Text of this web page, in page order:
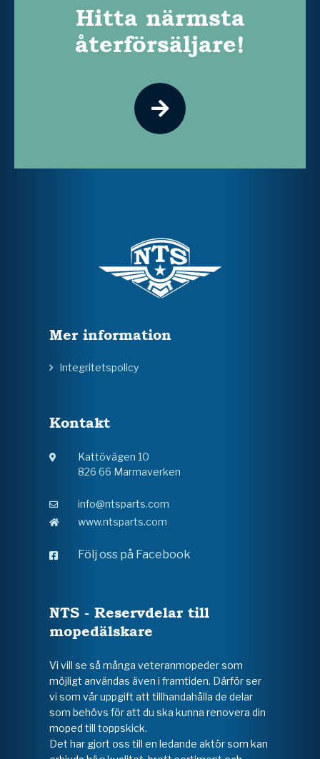
Hitta närmsta
återförsäljare!
Mer information
Integritetspolicy
Kontakt
Kattövägen 10
826 66 Marmaverken
info@ntsparts.com
www.ntsparts.com
Följ oss på Facebook
NTS - Reservdelar till
mopedälskare
Vi vill se så många veteranmopeder som
möjligt användas även i framtiden. Därför ser
vi som vår uppgift att tillhandahålla de delar
som behövs för att du ska kunna renovera din
moped till toppskick.
Det har gjort oss till en ledande aktör som kan